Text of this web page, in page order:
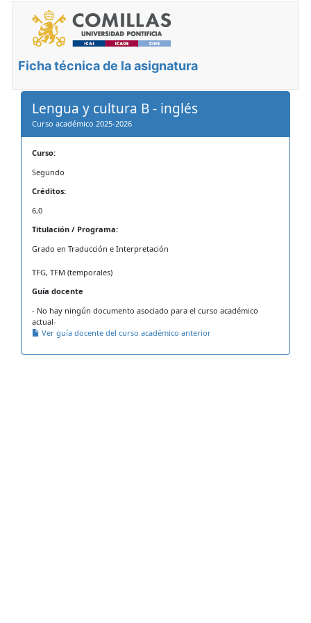
Ficha técnica de la asignatura
Lengua y cultura B - inglés
Curso académico 2025-2026
Curso:
Segundo
Créditos:
6,0
Titulación / Programa:
Grado en Traducción e Interpretación
TFG, TFM (temporales)
Guía docente
- No hay ningún documento asociado para el curso académico
actual-
Ver guía docente del curso académico anterior